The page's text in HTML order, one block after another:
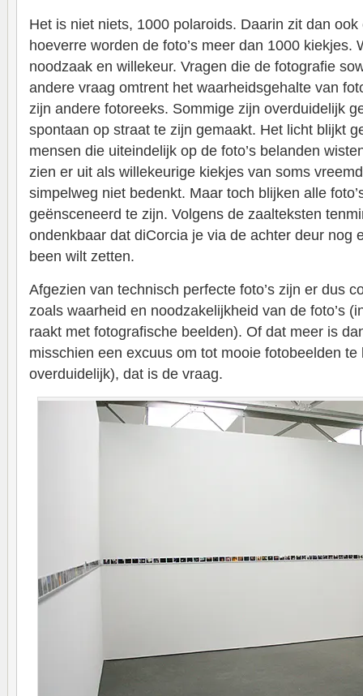
Het is niet niets, 1000 polaroids. Daarin zit dan
hoeverre worden de foto’s meer dan 1000 kiekjes.
noodzaak en willekeur. Vragen die de fotografie
andere vraag omtrent het waarheidsgehalte van
zijn andere fotoreeks. Sommige zijn overduidelijk
spontaan op straat te zijn gemaakt. Het licht blijkt
mensen die uiteindelijk op de foto’s belanden
zien er uit als willekeurige kiekjes van soms
simpelweg niet bedenkt. Maar toch blijken alle
geënsceneerd te zijn. Volgens de zaalteksten
ondenkbaar dat diCorcia je via de achter deur nog
been wilt zetten.
Afgezien van technisch perfecte foto’s zijn er dus
zoals waarheid en noodzakelijkheid van de foto’s
raakt met fotografische beelden). Of dat meer is
misschien een excuus om tot mooie fotobeelden
overduidelijk), dat is de vraag.